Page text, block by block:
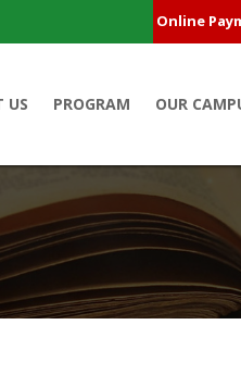
Online
US PROGRAM OUR